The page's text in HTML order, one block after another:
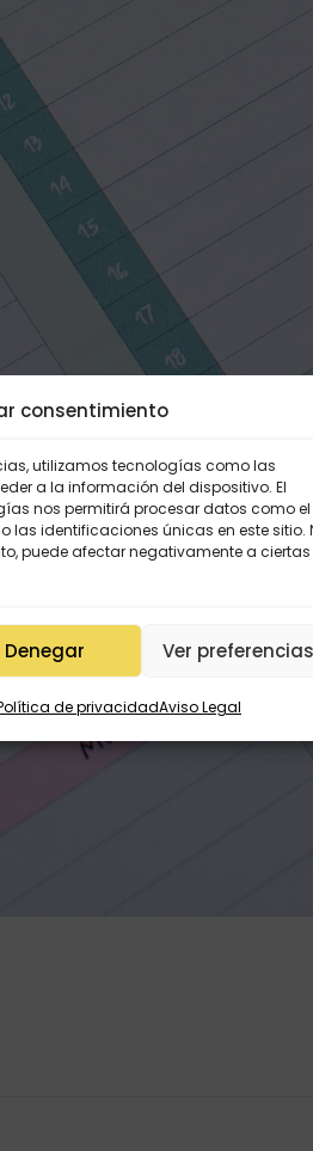
consentimiento
utilizamos tecnologías como las
a la información del dispositivo. El
nos permitirá procesar datos como el
identificaciones únicas en este sitio.
puede afectar negativamente a ciertas
Denegar Ver
de privacidadAviso Legal